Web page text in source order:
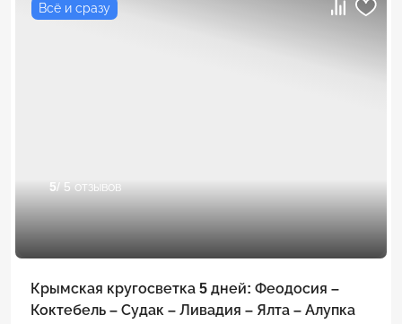
Всё и сразу
5/ 5 отзывов
Крымская кругосветка 5 дней: Феодосия –
Коктебель – Судак – Ливадия – Ялта – Алупка